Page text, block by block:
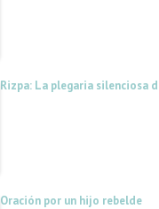
Rizpa: La plegaria silenciosa
Oración por un hijo rebelde